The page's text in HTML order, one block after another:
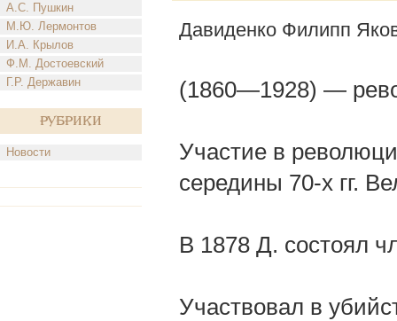
А.С. Пушкин
М.Ю. Лермонтов
И.А. Крылов
Ф.М. Достоевский
Г.Р. Державин
Рубрики
Новости
Давиденко Филипп
(1860—1928) —
Участие в
середины 70-х гг.
В 1878 Д. состоял
Участвовал в